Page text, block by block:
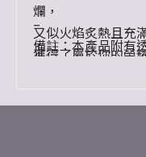
爛，
又似火焰炙熱且充
獲得了屬於你的榮
–
備註：本產品附有